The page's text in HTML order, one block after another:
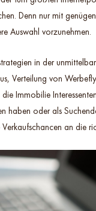
Denn nur mit
Auswahl vorzunehmen.
in der
Verteilung von
Immobilie
haben oder als
an die